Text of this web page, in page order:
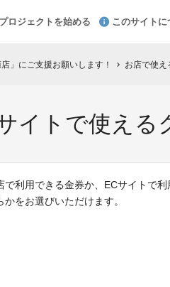
プロジェクトを始める このサイトに
」にご支援お願いします！ chevron_right お店で使
イトで使える
で利用できる金券か、ECサイトで
かをお選びいただけます。